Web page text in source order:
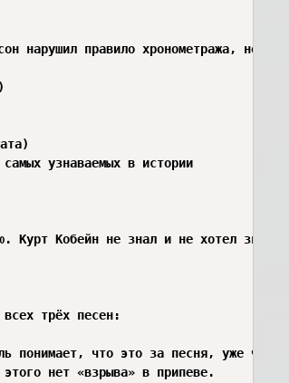
нарушил правило хронометража, но
узнаваемых в истории
Курт Кобейн не знал и не хотел
трёх песен:
понимает, что это за песня, уже через
нет «взрыва» в припеве.